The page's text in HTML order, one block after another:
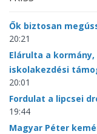
Ők biztosan
20:21
Elárulta a
iskolakezdési
20:01
Fordulat a lipcsei
19:44
Magyar Péter